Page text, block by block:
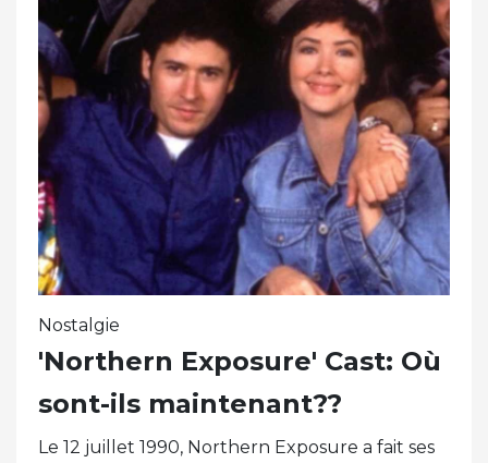
Nostalgie
'Northern Exposure' Cast: Où
sont-ils maintenant??
Le 12 juillet 1990, Northern Exposure a fait ses